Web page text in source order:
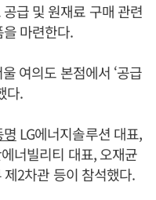
급 및 원재료 구매 관련
마련한다.
여의도 본점에서 ‘공급
다.
명 LG에너지솔루션 대표,
너빌리티 대표, 오재균
2차관 등이 참석했다.